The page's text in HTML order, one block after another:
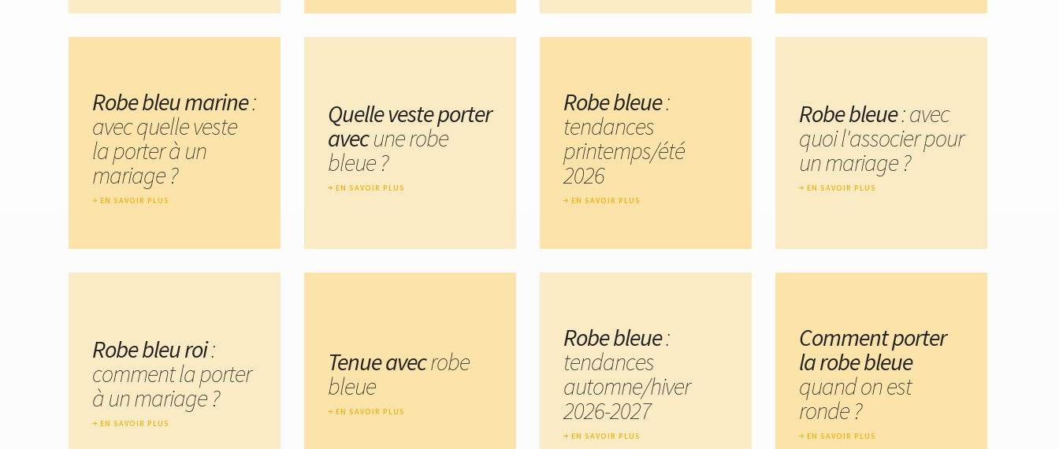
Robe bleu marine:
avec quelle veste
la porter à un
mariage ?
EN SAVOIR PLUS
Quelle veste porter
avecune robe
bleue ?
EN SAVOIR PLUS
Robe bleue:
tendances
printemps/été
2026
EN SAVOIR PLUS
Robe bleue: avec
quoi l'associer pour
un mariage ?
EN SAVOIR PLUS
Robe bleu roi:
comment la porter
à un mariage ?
EN SAVOIR PLUS
Tenue avecrobe
bleue
EN SAVOIR PLUS
Robe bleue:
tendances
automne/hiver
2026-2027
EN SAVOIR PLUS
Comment porter
la robe bleue
quand on est
ronde ?
EN SAVOIR PLUS